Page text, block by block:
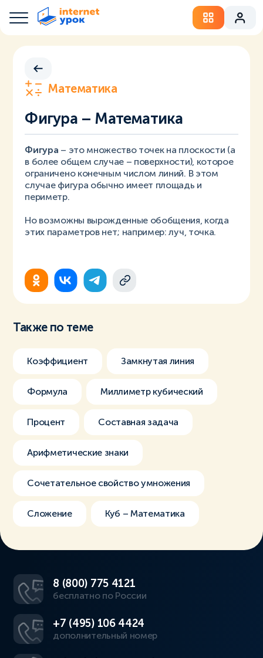
Математика
Фигура – Математика
Фигура – это множество точек на плоскости (а
в более общем случае – поверхности), которое
ограничено конечным числом линий. В этом
случае фигура обычно имеет площадь и
периметр.
Но возможны вырожденные обобщения, когда
этих параметров нет; например: луч, точка.
Также по теме
Коэффициент Замкнутая линия
Формула Миллиметр кубический
Процент Составная задача
Арифметические знаки
Сочетательное свойство умножения
Сложение Куб – Математика
8 (800) 775 4121
бесплатно по России
+7 (495) 106 4424
дополнительный номер